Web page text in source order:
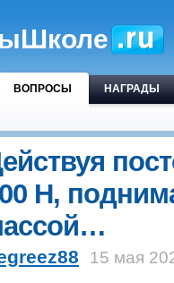
ВОПРОСЫ НАГРАДЫ
Н,
15 мая